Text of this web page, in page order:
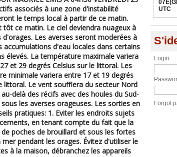
associés à une zone d'instabilité
le temps local à partir de ce matin.
tôt ce matin. Le ciel deviendra nuageux à
Les averses seront moderées à
d'eau locales dans certains
élevés. La température maximale variera
et 29 degrés Celsius sur le littoral. Les
minimale variera entre 17 et 19 degrés
littoral. Le vent soufflera du secteur Nord
delà des récifs avec des houles du Sud-
les averses orageuses. Les sorties en
pratiques: 1. Eviter les endroits sujets
en tenant compte du fait que la
poches de brouillard et sous les fortes
pendant les orages. Évitez d'utiliser le
à la maison, débranchez les appareils
UTC
Login
Forgot